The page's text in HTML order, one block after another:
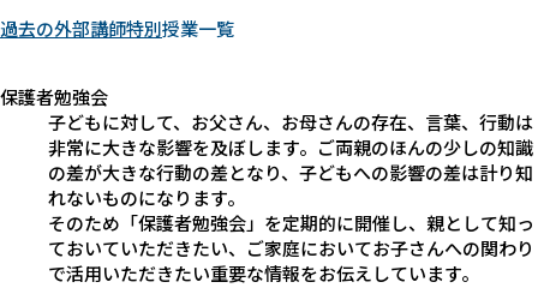
過去の外部講師特別授業一覧
保護者勉強会
子どもに対して、お父さん、お母さんの存在、言葉、行動は
非常に大きな影響を及ぼします。ご両親のほんの少しの知識
の差が大きな行動の差となり、子どもへの影響の差は計り知
れないものになります。
そのため「保護者勉強会」を定期的に開催し、親として知っ
ておいていただきたい、ご家庭においてお子さんへの関わり
で活用いただきたい重要な情報をお伝えしています。